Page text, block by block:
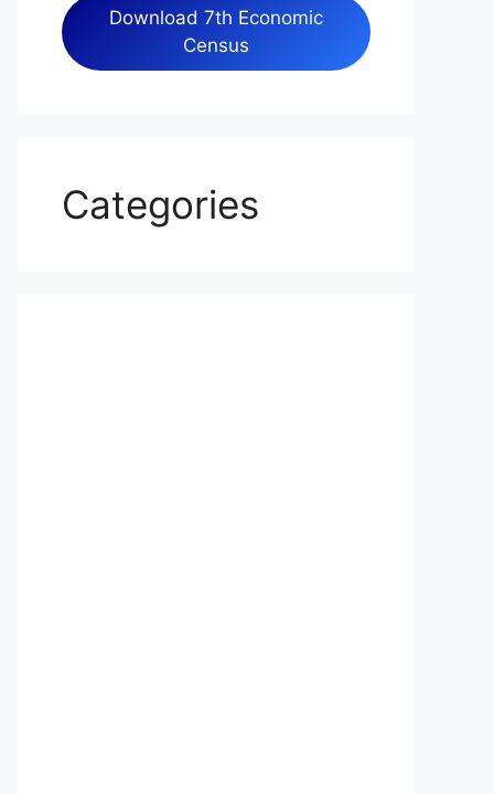
Download 7th Economic
Census
Categories